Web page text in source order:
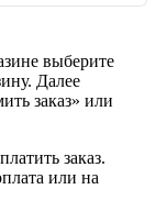
выберите
Далее
заказ» или
заказ.
или на